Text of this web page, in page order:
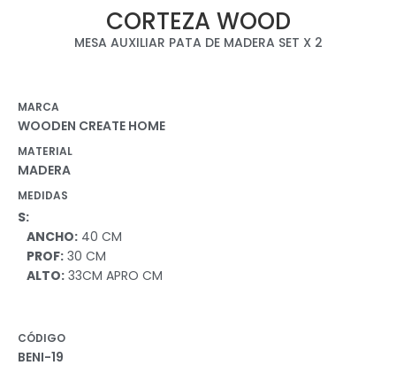
CORTEZA WOOD
MESA AUXILIAR PATA DE MADERA SET X 2
MARCA
WOODEN CREATE HOME
MATERIAL
MADERA
MEDIDAS
S:
ANCHO: 40 CM
PROF: 30 CM
ALTO: 33CM APRO CM
CÓDIGO
BENI-19